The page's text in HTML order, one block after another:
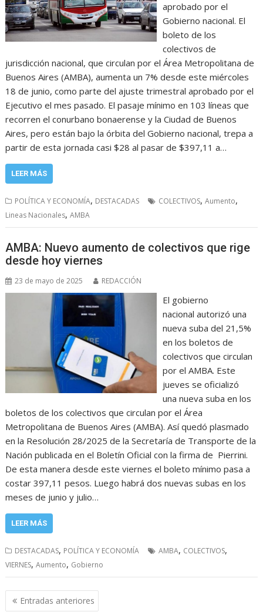
aprobado por el
Gobierno nacional. El
boleto de los
colectivos de
jurisdicción nacional, que circulan por el Área Metropolitana de
Buenos Aires (AMBA), aumenta un 7% desde este miércoles
18 de junio, como parte del ajuste trimestral aprobado por el
Ejecutivo el mes pasado. El pasaje mínimo en 103 líneas que
recorren el conurbano bonaerense y la Ciudad de Buenos
Aires, pero están bajo la órbita del Gobierno nacional, trepa a
partir de esta jornada casi $28 al pasar de $397,11 a…
LEER MÁS
POLÍTICA Y ECONOMÍA, DESTACADAS COLECTIVOS,Aumento,
Lineas Nacionales,AMBA
AMBA: Nuevo aumento de colectivos que rige
desde hoy viernes
23 de mayo de 2025 REDACCIÓN
El gobierno
nacional autorizó una
nueva suba del 21,5%
en los boletos de
colectivos que circulan
por el AMBA. Este
jueves se oficializó
una nueva suba en los
boletos de los colectivos que circulan por el Área
Metropolitana de Buenos Aires (AMBA). Así quedó plasmado
en la Resolución 28/2025 de la Secretaría de Transporte de la
Nación publicada en el Boletín Oficial con la firma de Pierrini.
De esta manera desde este viernes el boleto mínimo pasa a
costar 397,11 pesos. Luego habrá dos nuevas subas en los
meses de junio y julio…
LEER MÁS
DESTACADAS, POLÍTICA Y ECONOMÍA AMBA, COLECTIVOS,
VIERNES,Aumento, Gobierno
Navegación
Entradas anteriores